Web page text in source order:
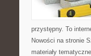
przystępny. To
Nowości na stronie
materiały